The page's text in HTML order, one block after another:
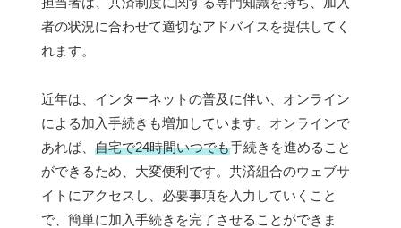
者の状況に合わせて適切なアドバイスを提供してく
れます。
近年は、インターネットの普及に伴い、オンライン
による加入手続きも増加しています。オンラインで
あれば、 自宅で24時間いつでも手続きを進めること
ができるため、大変便利です。共済組合のウェブサ
イトにアクセスし、必要事項を入力していくこと
で、簡単に加入手続きを完了させることができま